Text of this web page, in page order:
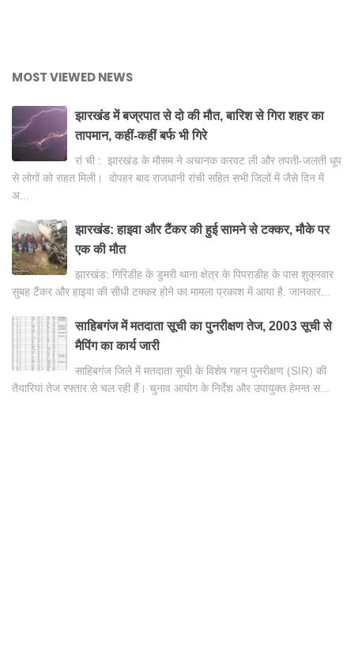
MOST VIEWED NEWS
झारखंड में बज्रपात से दो की मौत, बारिश से गिरा शहर का
तापमान, कहीं-कहीं बर्फ भी गिरे
रां ची : झारखंड के मौसम ने अचानक करवट ली और तपती-जलती धूप
से लोगों को राहत मिली। दोपहर बाद राजधानी रांची सहित सभी जिलों में जैसे दिन में
अ...
झारखंड: हाइवा और टैंकर की हुई सामने से टक्कर, मौके पर
एक की मौत
झारखंड: गिरिडीह के डुमरी थाना क्षेत्र के पिपराडीह के पास शुक्रवार
सुबह टैंकर और हाइवा की सीधी टक्कर होने का मामला प्रकाश में आया है. जानकार...
साहिबगंज में मतदाता सूची का पुनरीक्षण तेज, 2003 सूची से
मैपिंग का कार्य जारी
साहिबगंज जिले में मतदाता सूची के विशेष गहन पुनरीक्षण (SIR) की
तैयारियां तेज रफ्तार से चल रही हैं। चुनाव आयोग के निर्देश और उपायुक्त हेमन्त स...